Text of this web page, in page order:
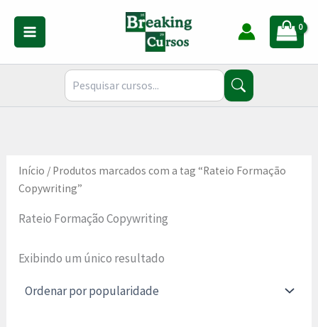
conteúdo
Início / Produtos marcados com a tag “Rateio Formação
Copywriting”
Rateio Formação Copywriting
Exibindo um único resultado